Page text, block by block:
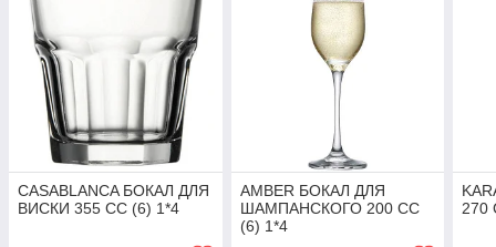
CASABLANCA БОКАЛ ДЛЯ
ВИСКИ 355 CC (6) 1*4
AMBER БОКАЛ ДЛЯ
ШАМПАНСКОГО 200 СС
(6) 1*4
270